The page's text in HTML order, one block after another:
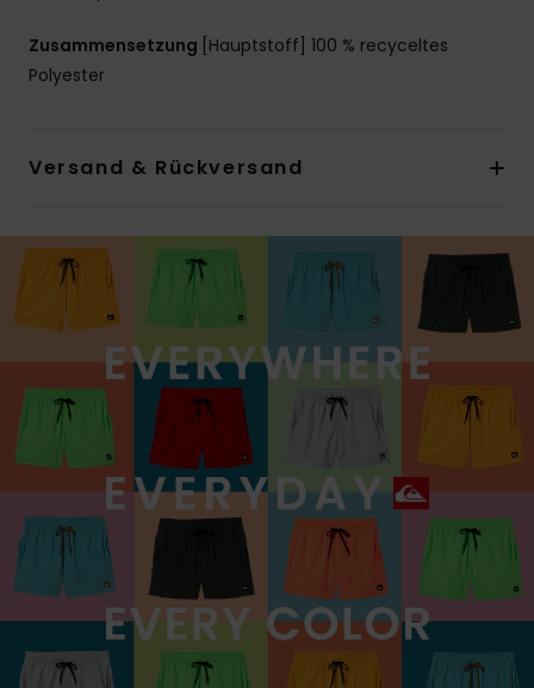
Zusammensetzung [Hauptstoff] 100 % recyceltes
Polyester
Versand & Rückversand